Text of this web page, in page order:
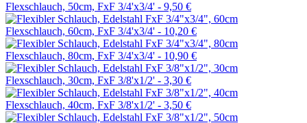
Flexschlauch, 50cm, FxF 3/4'x3/4' - 9,50 €
Flexschlauch, 60cm, FxF 3/4'x3/4' - 10,20 €
Flexschlauch, 80cm, FxF 3/4'x3/4' - 10,90 €
Flexschlauch, 30cm, FxF 3/8'x1/2' - 3,30 €
Flexschlauch, 40cm, FxF 3/8'x1/2' - 3,50 €